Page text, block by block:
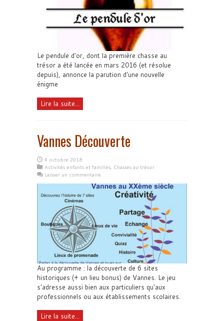
Le pendule d'or, dont la première chasse au
trésor a été lancée en mars 2016 (et résolue
depuis), annonce la parution d'une nouvelle
énigme
Lire la suite...
Vannes Découverte
4 octobre 2018
Activités enfants et familles, Chasses au trésor
Laisser un commentaire
Au programme : la découverte de 6 sites
historiques (+ un lieu bonus) de Vannes. Le jeu
s'adresse aussi bien aux particuliers qu'aux
professionnels ou aux établissements scolaires.
Lire la suite...